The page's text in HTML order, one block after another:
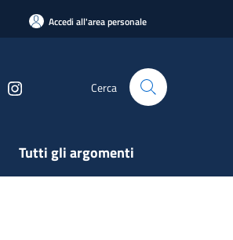
Accedi all'area personale
Cerca
Tutti gli argomenti